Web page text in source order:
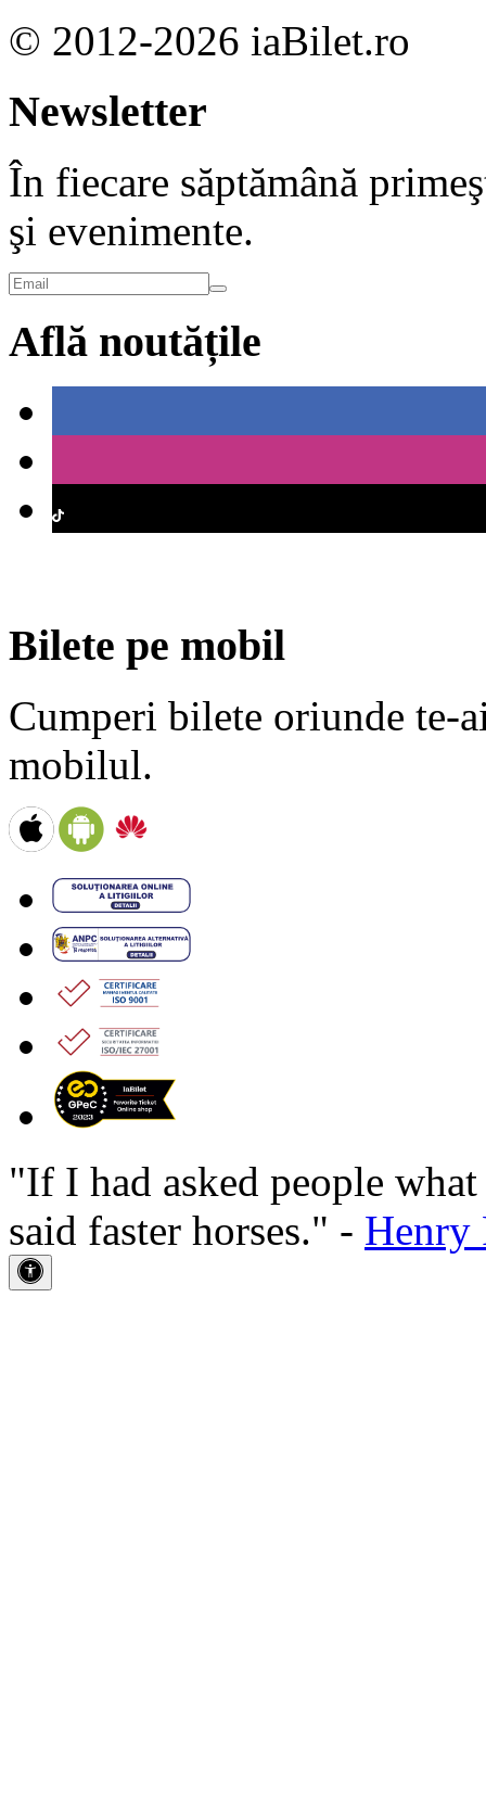
© 2012-2026 iaBilet.ro
Newsletter
În fiecare săptămână
şi evenimente.
Află noutățile
Bilete pe mobil
Cumperi bilete oriunde te-
mobilul.
"If I had asked people
said faster horses." - Henry